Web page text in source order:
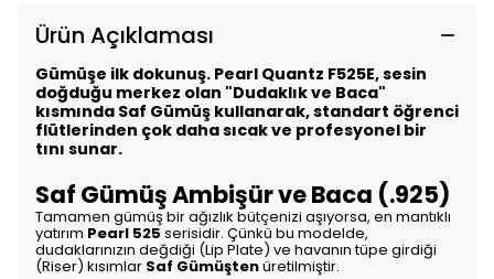
Ürün Açıklaması
Gümüşe ilk dokunuş. Pearl Quantz F525E, sesin
doğduğu merkez olan "Dudaklık ve Baca"
kısmında Saf Gümüş kullanarak, standart öğrenci
flütlerinden çok daha sıcak ve profesyonel bir
tını sunar.
Saf Gümüş Ambişür ve Baca (.925)
Tamamen gümüş bir ağızlık bütçenizi aşıyorsa, en mantıklı
yatırım Pearl 525 serisidir. Çünkü bu modelde,
dudaklarınızın değdiği (Lip Plate) ve havanın tüpe girdiği
(Riser) kısımlar Saf Gümüştenüretilmiştir.